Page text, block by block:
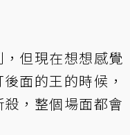
但現在想想感覺
面的王的時候，
，整個場面都會